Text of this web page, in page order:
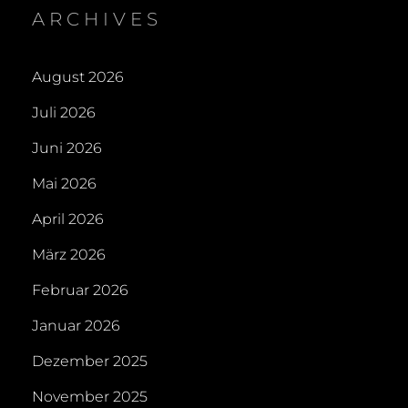
ARCHIVES
August 2026
Juli 2026
Juni 2026
Mai 2026
April 2026
März 2026
Februar 2026
Januar 2026
Dezember 2025
November 2025